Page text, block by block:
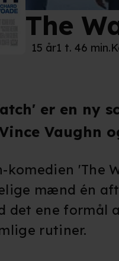
© 20th Century Fox
The
15 år1 t. 46 min.
er en ny
Vaughn
'The
mænd én
det ene formål
rutiner.